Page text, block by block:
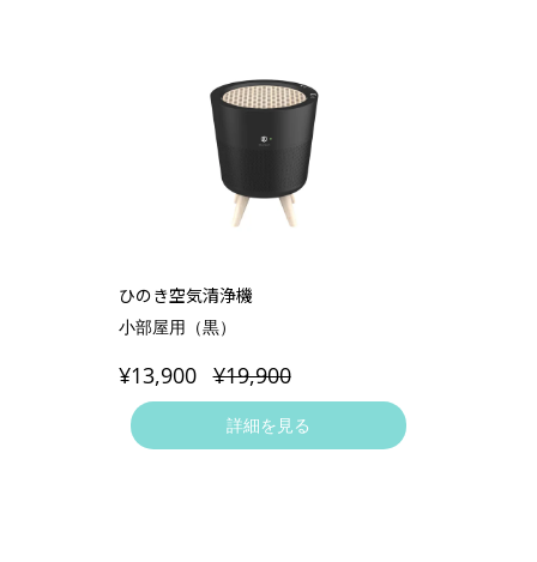
ひのき空気清浄機
小部屋用（黒）
¥13,900 ¥19,900
詳細を見る